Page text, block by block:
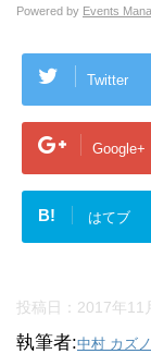
Powered by Events
Twitter
Google+
B! はてブ
投稿日： 2017年11
執筆者:中村 カズ